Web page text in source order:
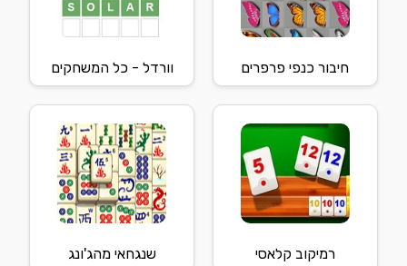
חיבור כנפי פרפרים וורדל - כל המשחקים
רמיקוב קלאסי שנגחאי מהג'ונג